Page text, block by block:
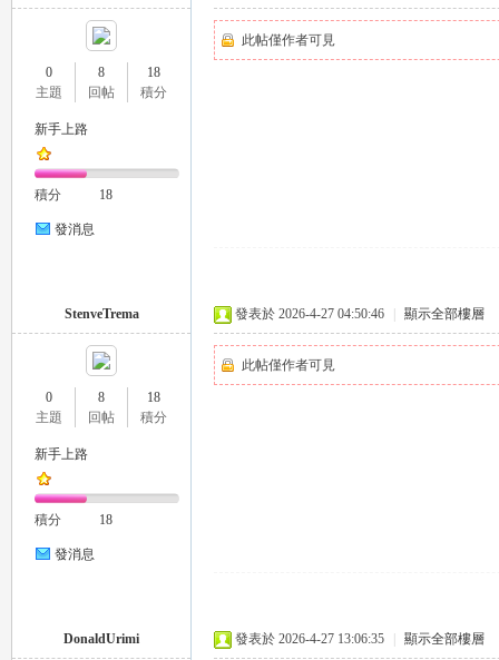
0
主題
8
回帖
18
積分
新手上路
積分 18
發消息
此帖僅作者可見
StenveTrema
0
主題
8
回帖
18
積分
新手上路
積分 18
發消息
發表於 2026-4-27 04:50:46 顯示全部樓層
此帖僅作者可見
DonaldUrimi 發表於 2026-4-27 13:06:35 顯示全部樓層